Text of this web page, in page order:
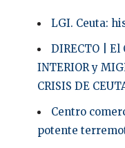
LGI. Ceuta:
DIRECTO | El
INTERIOR y
CRISIS DE
Centro
potente